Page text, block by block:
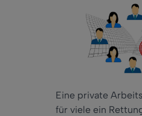
Eine private
für viele ein